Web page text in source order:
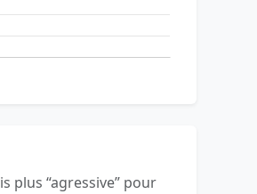
plus “agressive” pour